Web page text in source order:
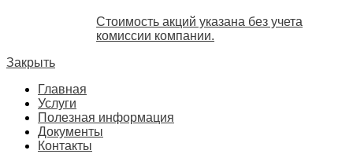
Стоимость акций указана без учета
комиссии компании.
Закрыть
Главная
Услуги
Полезная информация
Документы
Контакты